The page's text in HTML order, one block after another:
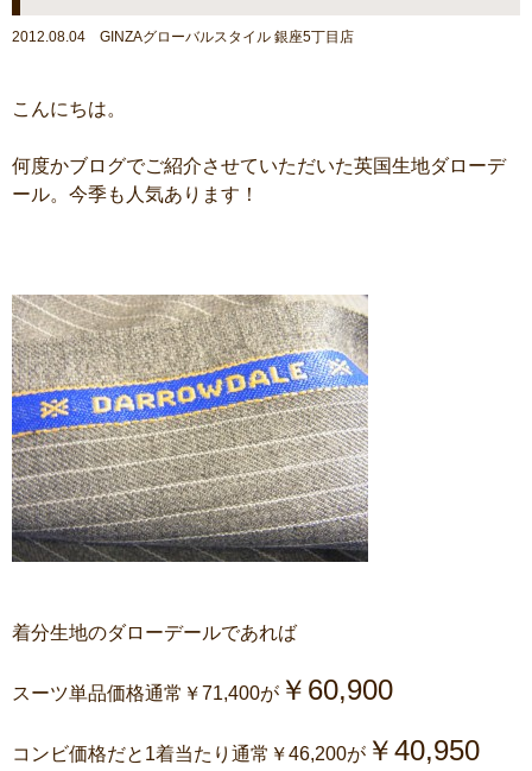
2012.08.04 GINZAグローバルスタイル 銀座5丁目店
こんにちは。
何度かブログでご紹介させていただいた英国生地ダローデ
ール。今季も人気あります！
着分生地のダローデールであれば
スーツ単品価格通常￥71,400が ￥60,900
コンビ価格だと1着当たり通常￥46,200が ￥40,950